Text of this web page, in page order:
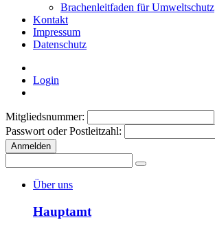
Brachenleitfaden für Umweltschutz
Kontakt
Impressum
Datenschutz
Login
Mitgliedsnummer:
Passwort oder Postleitzahl:
Anmelden
Über uns
Hauptamt